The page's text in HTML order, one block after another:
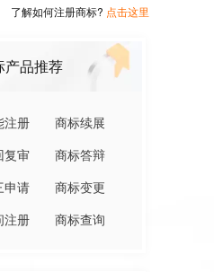
了解如何注册商标? 点击这里
产品推荐
注册
商标续展
复审
商标答辩
申请
商标变更
注册
商标查询